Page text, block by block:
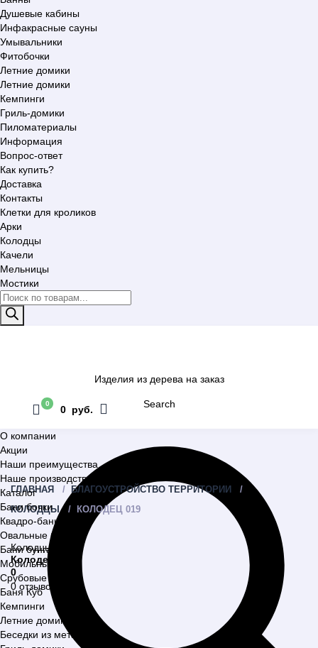
Душевые кабины
Инфакрасные сауны
Умывальники
Фитобочки
Летние домики
Летние домики
Кемпинги
Гриль-домики
Пиломатериалы
Информация
Вопрос-ответ
Как купить?
Доставка
Контакты
Клетки для кроликов
Арки
Колодцы
Качели
Мельницы
Мостики
Поиск
товаров
Изделия из дерева на заказ
Search
0
0 руб.
О компании
Акции
Наши преимущества
Наше производство
Каталог
Бани бочки
Квадро-бани
Овальные бани
Бани бунгало
Мобильные бани
Срубовые бани
Баня Куб
Кемпинги
Летние домики
Беседки из металла
ГЛАВНАЯ
БЛАГОУСТРОЙСТВО ТЕРРИТОРИИ
КОЛОДЦЫ
КОЛОДЕЦ 019
Колодцы
Колодец 019
0
0 отзывов